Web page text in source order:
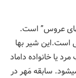
عروس” است.
است.این شیر بها
یا خانواده داماد
سابقه مَهر در